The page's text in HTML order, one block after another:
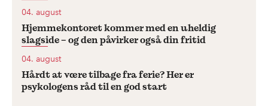
04. august
Hjemmekontoret kommer med en uheldig
slagside – og den påvirker også din fritid
04. august
Hårdt at være tilbage fra ferie? Her er
psykologens råd til en god start